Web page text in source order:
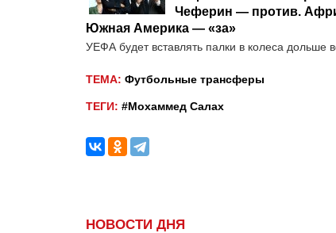
Чеферин — против.
Южная Америка — «за»
УЕФА будет вставлять палки в колеса дольше
ТЕМА: Футбольные трансферы
ТЕГИ: #Мохаммед Салах
НОВОСТИ ДНЯ